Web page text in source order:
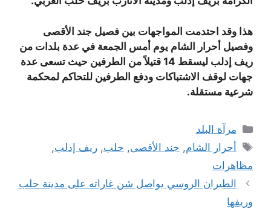
هذا وقد احتدمت المواجهات بين فصيل جند الأقصى
وفصيل أحرار الشام يوم أمس الجمعة في عدة بلدات من
ريف إدلب ليسقط 14 قتيلاً من الطرفين حيث تسعى عدة
جهات لوقف الاشتباكات ودفع الطرفين للتحاكم لمحكمة
شرعية مستقلة.
التصنيفات
مرآة البلد
الوسوم
أحرار الشام, جند الأقصى, حلب,ريف إدلب,
مظاهرات
الطيران الروسي يواصل شن غاراته على مدينة حلب
وريفها